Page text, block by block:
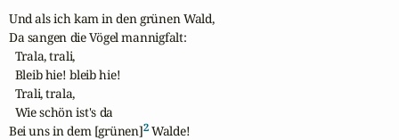
Und als ich kam in den grünen Wald,
Da sangen die Vögel mannigfalt:
  Trala, trali,
  Bleib hie! bleib hie!
  Trali, trala,
  Wie schön ist's da
Bei uns in dem [grünen]2 Walde!